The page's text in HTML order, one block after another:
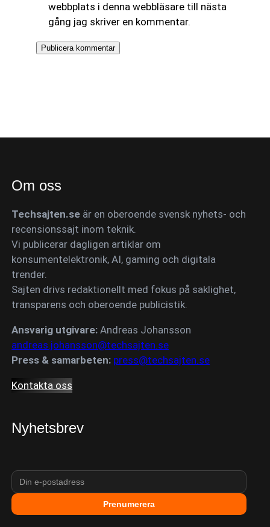
webbplats i denna webbläsare till nästa
gång jag skriver en kommentar.
Om oss
Techsajten.se är en oberoende svensk nyhets- och
recensionssajt inom teknik.
Vi publicerar dagligen artiklar om
konsumentelektronik, AI, gaming och digitala
trender.
Sajten drivs redaktionellt med fokus på saklighet,
transparens och oberoende publicistik.
Ansvarig utgivare: Andreas Johansson
andreas.johansson@techsajten.se
Press & samarbeten: press@techsajten.se
Kontakta oss
Nyhetsbrev
Prenumerera